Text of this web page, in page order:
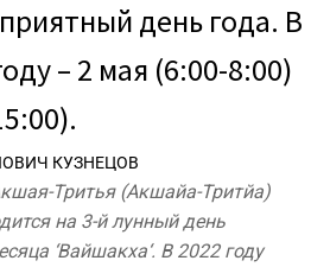
день года. В
– 2 мая (6:00-8:00)
КУЗНЕЦОВ
Тритья (Акшайа-Тритйа)
на 3-й лунный день
‘Вайшакха‘. В 2022 году